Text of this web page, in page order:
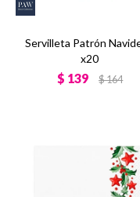
Servilleta Patrón
x20
$ 139 $164